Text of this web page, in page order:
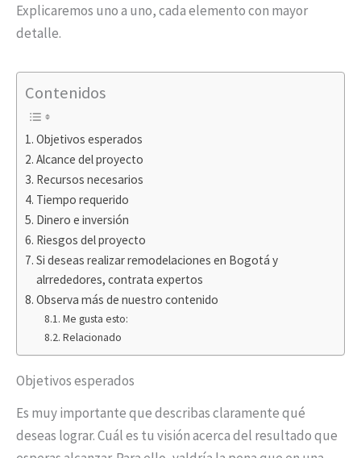
Explicaremos uno a uno, cada elemento con mayor
detalle.
Contenidos
Objetivos esperados
Alcance del proyecto
Recursos necesarios
Tiempo requerido
Dinero e inversión
Riesgos del proyecto
Si deseas realizar remodelaciones en Bogotá y
alrrededores, contrata expertos
Observa más de nuestro contenido
Me gusta esto:
Relacionado
Objetivos esperados
Es muy importante que describas claramente qué
deseas lograr. Cuál es tu visión acerca del resultado que